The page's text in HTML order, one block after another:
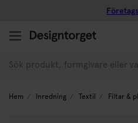
Hem Inredning Textil Filtar &